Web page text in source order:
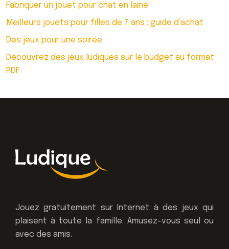
Fabriquer un jouet pour chat en laine
Meilleurs jouets pour filles de 7 ans : guide d’achat
Des jeux pour une soirée
Découvrez des jeux ludiques sur le budget au format
PDF
Jouez gratuitement sur Internet à des jeux qui
plaisent à toute la famille. Amusez-vous seul ou
avec des amis.